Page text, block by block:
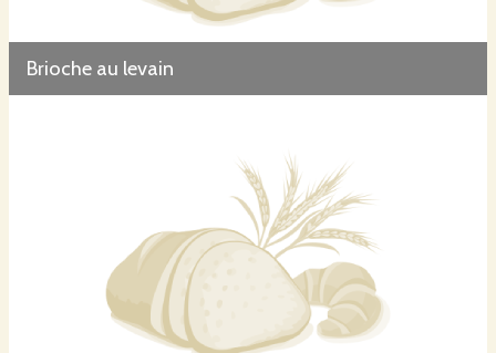
Brioche au levain